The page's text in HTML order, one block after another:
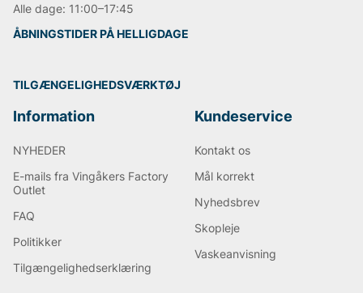
Alle dage: 11:00–17:45
ÅBNINGSTIDER PÅ HELLIGDAGE
TILGÆNGELIGHEDSVÆRKTØJ
Information
NYHEDER
E-mails fra Vingåkers Factory
Outlet
FAQ
Politikker
Tilgængelighedserklæring
Kundeservice
Kontakt os
Mål korrekt
Nyhedsbrev
Skopleje
Vaskeanvisning